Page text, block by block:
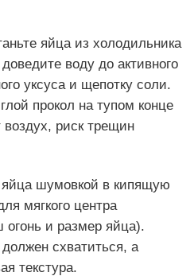
яйца из холодильника
воду до активного
уксуса и щепотку соли.
прокол на тупом конце
риск трещин
шумовкой в кипящую
мягкого центра
огонь и размер яйца).
схватиться, а
текстура.